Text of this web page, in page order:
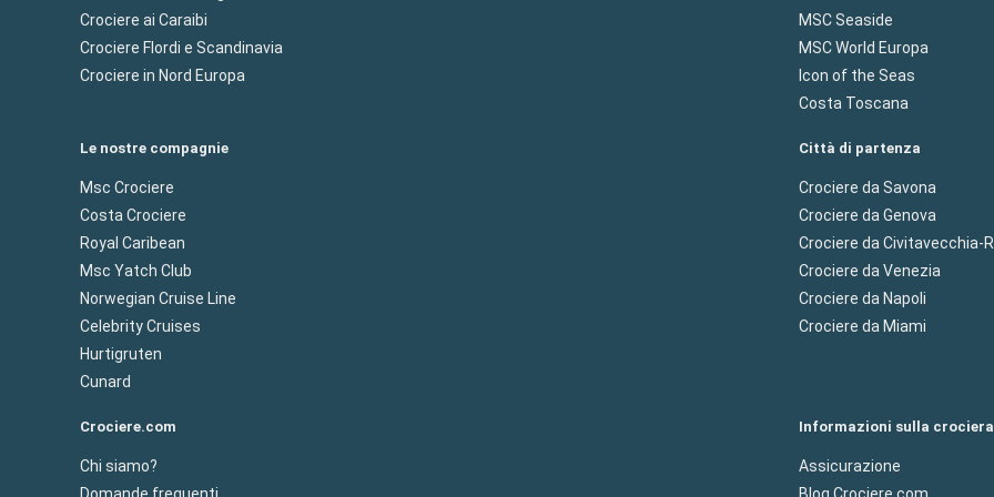
Crociere ai Caraibi
Crociere Flordi e Scandinavia
Crociere in Nord Europa
MSC Seaside
MSC World Europa
Icon of the Seas
Costa Toscana
Le nostre compagnie
Msc Crociere
Costa Crociere
Royal Caribean
Msc Yatch Club
Norwegian Cruise Line
Celebrity Cruises
Hurtigruten
Cunard
Città di partenza
Crociere da Savona
Crociere da Genova
Crociere da Civitavecchia-
Crociere da Venezia
Crociere da Napoli
Crociere da Miami
Crociere.com
Chi siamo?
Informazioni sulla crociera
Assicurazione